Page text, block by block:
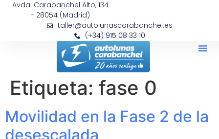
Avda. Carabanchel Alto, 134
- 28054 (Madrid)
taller@autolunascarabanchel.es
(+34) 915 08 33 10
Etiqueta: fase 0
Movilidad en la Fase 2 de la
desescalada